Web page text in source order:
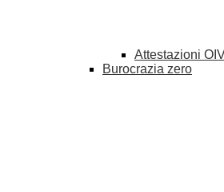
Attestazioni
Burocrazia zero